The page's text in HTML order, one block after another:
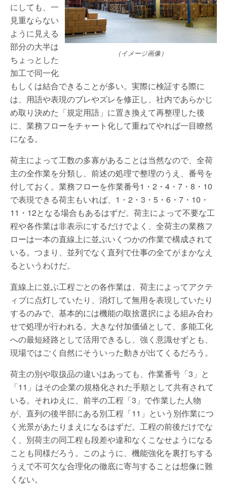
（イメージ画像）
にしても、一
見重ならない
ように見える
部分の大半は
ちょっとした
加工で同一化
もしくは結合できることが多い。実際に検証する際に
は、用語や表現のブレやズレを修正し、社内であらかじ
め取り決めた「規定用語」に置き換えて再整理した後
に、業務フローをチャート化して重ねてやれば一目瞭然
になる。
荷主によって工数の多寡があることは当然なので、全荷
主の全作業を分類し、前述の処理で整理のうえ、番号を
付しておく。業務フローを作業番号1・2・4・7・8・10
で表現できる荷主もいれば、1・2・3・5・6・7・10・
11・12となる場合もあるはずだ。荷主によって不要な工
程や各作業は非表示にするだけでよく、全荷主の業務フ
ローは一本の直線上に並ぶいくつかの作業で構成されて
いる。つまり、並列でなく直列で仕事の全てがまかなえ
るというわけだ。
直線上に並ぶ工程ごとの各作業は、荷主によってアクテ
ィブに点灯していたり、消灯して無用を表現していたり
するのみで、基本的には機能の取捨選択による組み合わ
せで処理が行われる。大きな付加価値として、多能工化
への最短経路として活用できるし、強く意識せずとも、
現場ではごく自然にそういった動きが出てくるだろう。
荷主の別や取扱品の違いはあっても、作業番号「3」と
「11」はその企業の規格化された手順として共有されて
いる。それゆえに、前半の工程「3」で作業した人物
が、直列の後半部にある別工程「11」という別作業につ
く光景があたりまえになるはずだ。工程の前後だけでな
く、別荷主の同工程も段差や違和なくこなせようになる
ことも同様だろう。このように、機能強化を裏打ちする
うえで不可欠な合理化の徹底に寄与することは想像に難
くない。